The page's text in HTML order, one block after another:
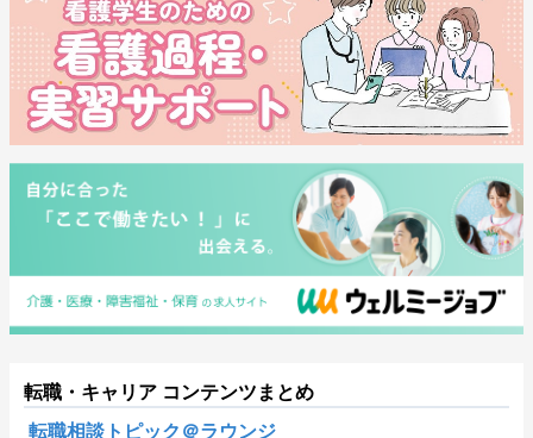
転職・キャリア コンテンツまとめ
転職相談トピック＠ラウンジ